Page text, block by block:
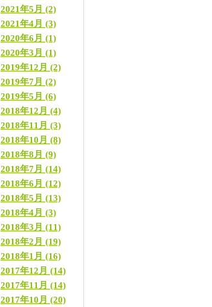
2021年5月 (2)
2021年4月 (3)
2020年6月 (1)
2020年3月 (1)
2019年12月 (2)
2019年7月 (2)
2019年5月 (6)
2018年12月 (4)
2018年11月 (3)
2018年10月 (8)
2018年8月 (9)
2018年7月 (14)
2018年6月 (12)
2018年5月 (13)
2018年4月 (3)
2018年3月 (11)
2018年2月 (19)
2018年1月 (16)
2017年12月 (14)
2017年11月 (14)
2017年10月 (20)